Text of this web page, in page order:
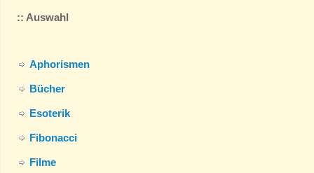
:: Auswahl
Aphorismen
Bücher
Esoterik
Fibonacci
Filme